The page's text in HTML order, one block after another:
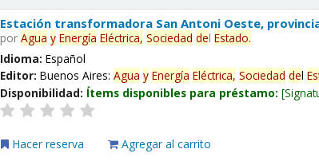
Estación transformadora San Antoni Oeste,
porAgua y Energía Eléctrica, Sociedad delEstado.
Idioma:Español
Editor:Buenos Aires:Agua y Energía Eléctrica, Sociedad del
Disponibilidad: Ítems disponibles para préstamo:
Hacer reserva Agregar al carrito